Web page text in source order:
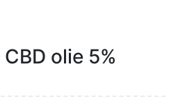
olie 5%